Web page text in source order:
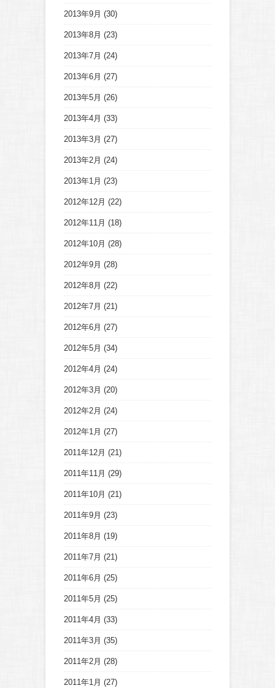
2013年9月 (30)
2013年8月 (23)
2013年7月 (24)
2013年6月 (27)
2013年5月 (26)
2013年4月 (33)
2013年3月 (27)
2013年2月 (24)
2013年1月 (23)
2012年12月 (22)
2012年11月 (18)
2012年10月 (28)
2012年9月 (28)
2012年8月 (22)
2012年7月 (21)
2012年6月 (27)
2012年5月 (34)
2012年4月 (24)
2012年3月 (20)
2012年2月 (24)
2012年1月 (27)
2011年12月 (21)
2011年11月 (29)
2011年10月 (21)
2011年9月 (23)
2011年8月 (19)
2011年7月 (21)
2011年6月 (25)
2011年5月 (25)
2011年4月 (33)
2011年3月 (35)
2011年2月 (28)
2011年1月 (27)